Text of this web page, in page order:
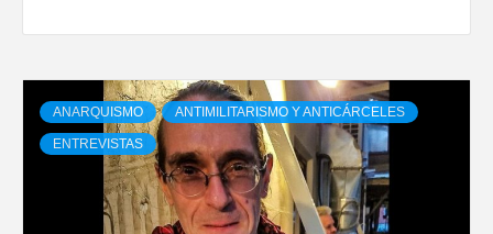
ANARQUISMO ANTIMILITARISMO Y ANTICÁRCELES
ENTREVISTAS